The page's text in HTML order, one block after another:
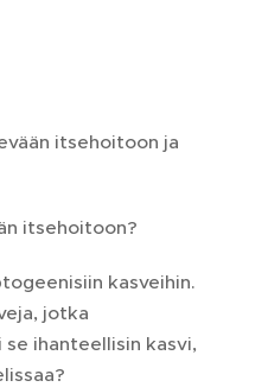
itsehoitoon ja
itsehoitoon?
kasveihin.
jotka
ihanteellisin kasvi,